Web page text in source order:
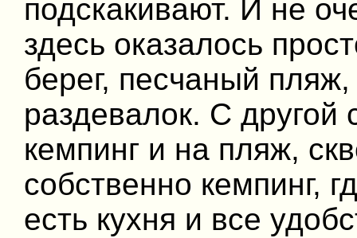
подскакивают. И не
здесь оказалось
берег, песчаный
раздевалок. С другой
кемпинг и на пляж,
собственно кемпинг,
есть кухня и все